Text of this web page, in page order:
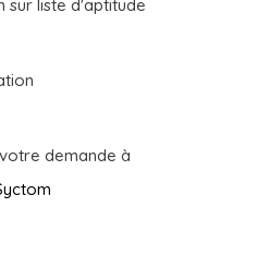
sur liste d'aptitude
demande à